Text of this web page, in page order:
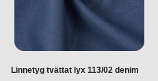
Linnetyg tvättat lyx 113/02 denim